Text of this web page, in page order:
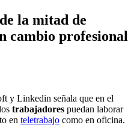
la mitad de
cambio profesional
y Linkedin señala que en el
trabajadores puedan laborar
en teletrabajo como en oficina.